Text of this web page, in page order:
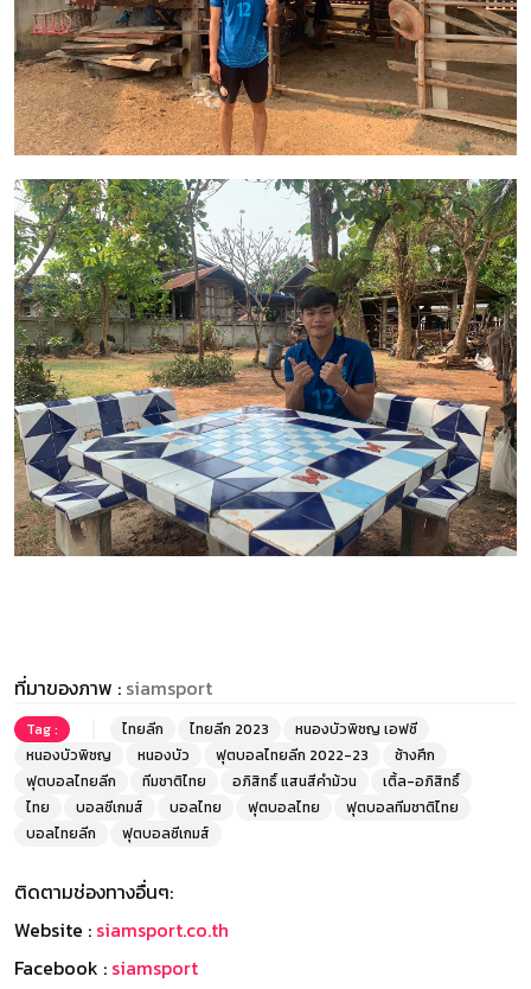
ที่มาของภาพ : siamsport
Tag : ไทยลีก ไทยลีก 2023
หนองบัวพิชญ เอฟซี
หนองบัวพิชญ
หนองบัว ฟุตบอลไทยลีก 2022-23
ช้างศึก
ฟุตบอลไทยลีก
ทีมชาติไทย อภิสิทธิ์ แสนสีคำม้วน
เติ้ล-อภิสิทธิ์
ไทย
บอลซีเกมส์ บอลไทย ฟุตบอลไทย
ฟุตบอลทีมชาติไทย
บอลไทยลีก
ฟุตบอลซีเกมส์
ติดตามช่องทางอื่นๆ:
Website : siamsport.co.th
Facebook : siamsport